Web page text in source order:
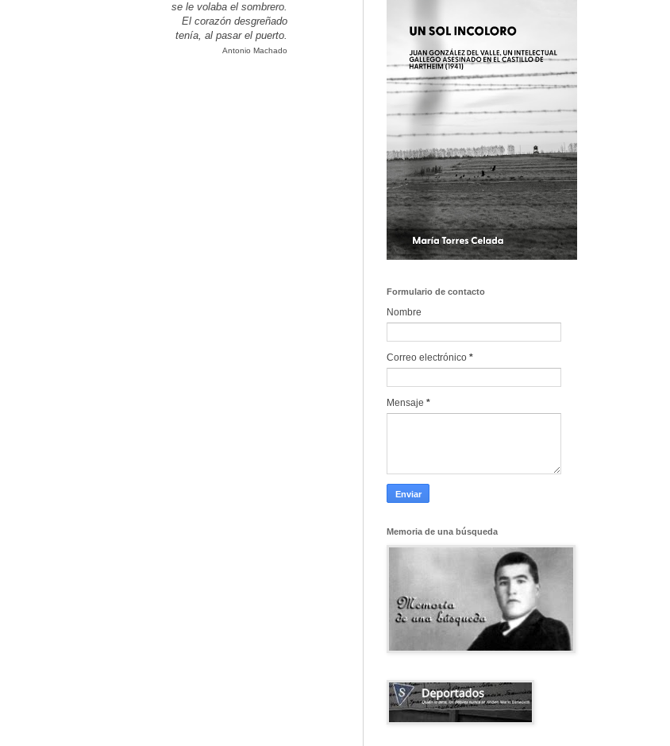
se le volaba el sombrero.
El corazón desgreñado
tenía, al pasar el puerto.
Antonio Machado
Formulario de contacto
Nombre
Correo electrónico *
Mensaje *
Memoria de una búsqueda